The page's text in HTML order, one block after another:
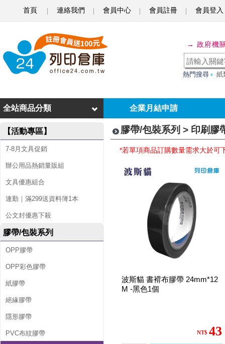
首頁 連絡我們 會員中心 會員註冊 會員登入
刷
膠
/
書
背
膠
帶
→ 政府機
熱門搜尋 紙
企業月結申請
全站商品分類
【活動專區】
7-8月文具促銷
辦公用品熱銷量販組
文具優惠組合
連勤｜滿299送資料簿1本
公文封優惠下殺
膠帶/包裝系列
OPP膠帶
OPP彩色膠帶
紙膠帶
絕緣膠帶
隱形膠帶
PVC布紋膠帶
膠帶/包裝系列 > 印刷膠
*若單項商品訂購數量需求大於可
波斯貓 書褙布膠帶 24mm*12
M -黑色1個
NT$ 43